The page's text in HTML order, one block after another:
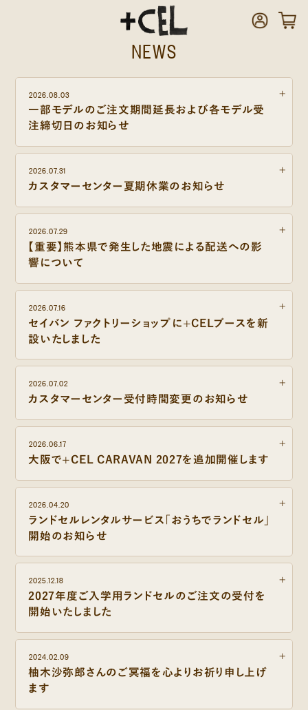
NEWS
一部モデルのご注文期間延長および各モデル受
注締切日のお知らせ
2026.08.03
カスタマーセンター夏期休業のお知らせ
2026.07.31
【重要】熊本県で発生した地震による配送への影
響について
2026.07.29
セイバン ファクトリーショップに+CELブースを新
設いたしました
2026.07.16
カスタマーセンター受付時間変更のお知らせ
2026.07.02
大阪で+CEL CARAVAN 2027を追加開催します
2026.06.17
ランドセルレンタルサービス「おうちでランドセル」
開始のお知らせ
レンタルサービス
2026.04.20
2027年度ご入学用ランドセルのご注文の受付を
開始いたしました
2025.12.18
柚木沙弥郎さんのご冥福を心よりお祈り申し上げ
ます
2024.02.09